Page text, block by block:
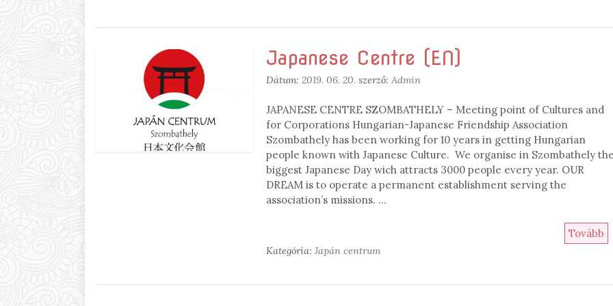
Japanese Centre (EN)
Dátum:2019. 06. 20. szerző: Admin
JAPANESE CENTRE SZOMBATHELY – Meeting point of Cultures and
for Corporations Hungarian-Japanese Friendship Association
Szombathely has been working for 10 years in getting Hungarian
people known with Japanese Culture. We organise in Szombathely
biggest Japanese Day wich attracts 3000 people every year. OUR
DREAM is to operate a permanent establishment serving the
association’s missions. …
Tovább
Kategória:Japán centrum